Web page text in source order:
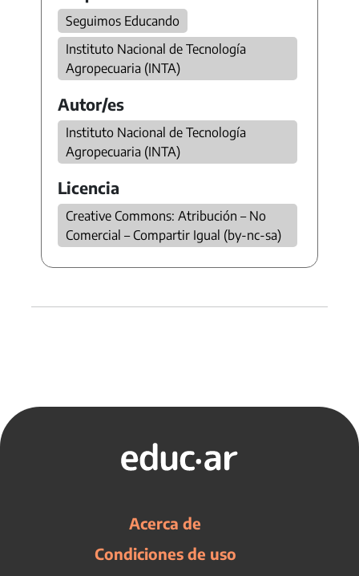
Seguimos Educando
Instituto Nacional de Tecnología
Agropecuaria (INTA)
Autor/es
Instituto Nacional de Tecnología
Agropecuaria (INTA)
Licencia
Creative Commons: Atribución – No
Comercial – Compartir Igual (by-nc-sa)
Acerca de
Condiciones de uso